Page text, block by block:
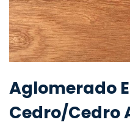
Aglomerado
Cedro/Cedro